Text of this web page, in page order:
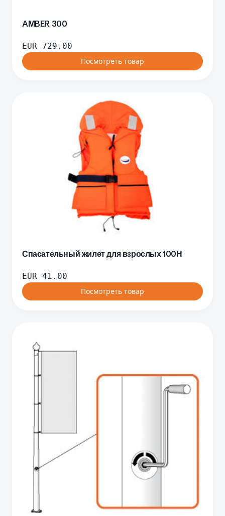
AMBER 300
EUR
729.00
Посмотреть товар
Спасательный жилет для взрослых 100Н
EUR 41.00
Посмотреть товар